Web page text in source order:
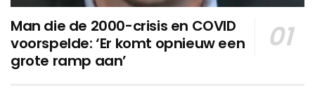
Man die de 2000-crisis en COVID
voorspelde: ‘Er komt opnieuw een
grote ramp aan’